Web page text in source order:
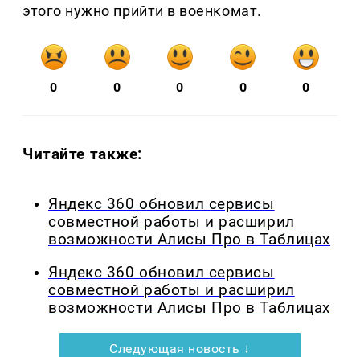
этого нужно прийти в военкомат.
0 0 0 0 0
Читайте также:
Яндекс 360 обновил сервисы
совместной работы и расширил
возможности Алисы Про в Таблицах
Яндекс 360 обновил сервисы
совместной работы и расширил
возможности Алисы Про в Таблицах
Следующая новость ↓